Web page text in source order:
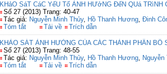
KHảO SáT CáC YếU Tố ẢNH HƯởNG ĐếN QUá TRìNH
Số 27 (2013) Trang: 40-47
Tác giả: Nguyễn Minh Thủy, Hồ Thanh Hương, Đinh
Tóm tắt
Tải về Trích dẫn
KHẢO SÁT ẢNH HƯỞNG CỦA CÁC THÀNH PHẦN
Số 27 (2013) Trang: 48-55
Tác giả: Nguyễn Minh Thủy, Hồ Thanh Hương,
Tóm tắt
Tải về Trích dẫn